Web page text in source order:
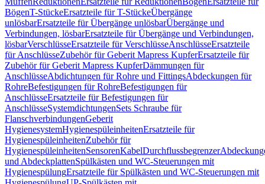
BögenT-StückeErsatzteile für T-StückeÜbergänge
unlösbarErsatzteile für Übergänge unlösbarÜbergänge und
Verbindungen, lösbarErsatzteile für Übergänge und Verbindungen,
lösbarVerschlüsseErsatzteile für VerschlüsseAnschlüsseErsatzteile
für AnschlüsseZubehör für Geberit Mapress KupferErsatzteile für
Zubehör für Geberit Mapress KupferDämmungen für
AnschlüsseAbdichtungen für Rohre und FittingsAbdeckungen für
RohreBefestigungen für RohreBefestigungen für
AnschlüsseErsatzteile für Befestigungen für
AnschlüsseSystemdichtungenSets Schraube für
FlanschverbindungenGeberit
HygienesystemHygienespüleinheitenErsatzteile für
HygienespüleinheitenZubehör für
HygienespüleinheitenSensorenKabelDurchflussbegrenzer
und AbdeckplattenSpülkästen und WC-Steuerungen mit
HygienespülungErsatzteile für Spülkästen und WC-Steuerungen mit